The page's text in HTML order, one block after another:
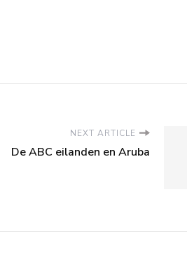
NEXT ARTICLE
De ABC eilanden en Aruba